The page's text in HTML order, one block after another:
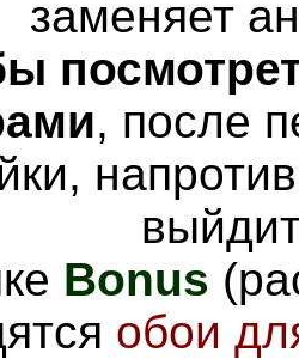
заменяет
, после
Bonus
обои